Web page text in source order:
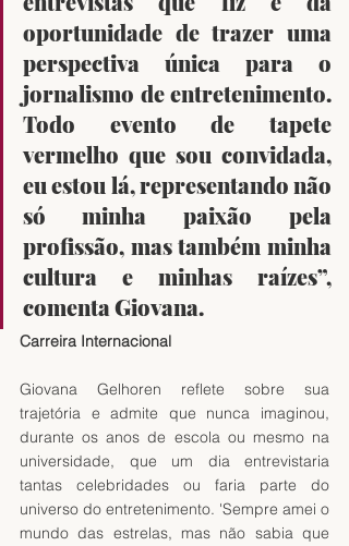
oportunidade de trazer uma
perspectiva única para o
jornalismo de entretenimento.
Todo evento de tapete
vermelho que sou convidada,
eu estou lá, representando não
só minha paixão pela
profissão, mas também minha
cultura e minhas raízes”,
comenta Giovana.
Carreira Internacional
Giovana Gelhoren reflete sobre sua
trajetória e admite que nunca imaginou,
durante os anos de escola ou mesmo na
universidade, que um dia entrevistaria
tantas celebridades ou faria parte do
universo do entretenimento. 'Sempre amei o
mundo das estrelas, mas não sabia que